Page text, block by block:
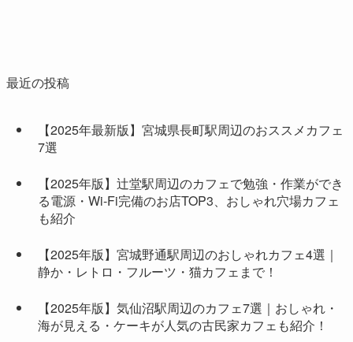
最近の投稿
【2025年最新版】宮城県長町駅周辺のおススメカフェ
7選
【2025年版】辻堂駅周辺のカフェで勉強・作業ができ
る電源・Wi-Fi完備のお店TOP3、おしゃれ穴場カフェ
も紹介
【2025年版】宮城野通駅周辺のおしゃれカフェ4選｜
静か・レトロ・フルーツ・猫カフェまで！
【2025年版】気仙沼駅周辺のカフェ7選｜おしゃれ・
海が見える・ケーキが人気の古民家カフェも紹介！